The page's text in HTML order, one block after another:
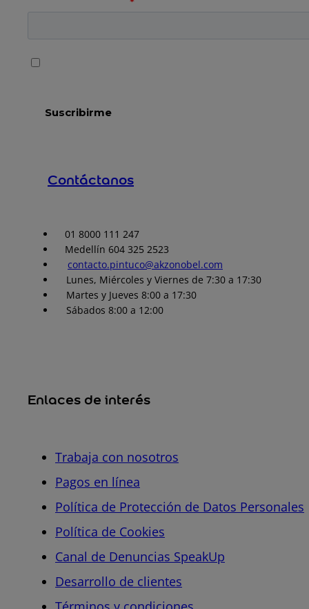
Contáctanos
01 8000 111 247
Medellín 604 325 2523
contacto.pintuco@akzonobel.com
Lunes, Miércoles y Viernes de 7:30 a 17:30
Martes y Jueves 8:00 a 17:30
Sábados 8:00 a 12:00
Enlaces de interés
Trabaja con nosotros
Pagos en línea
Política de Protección de Datos Personales
Política de Cookies
Canal de Denuncias SpeakUp
Desarrollo de clientes